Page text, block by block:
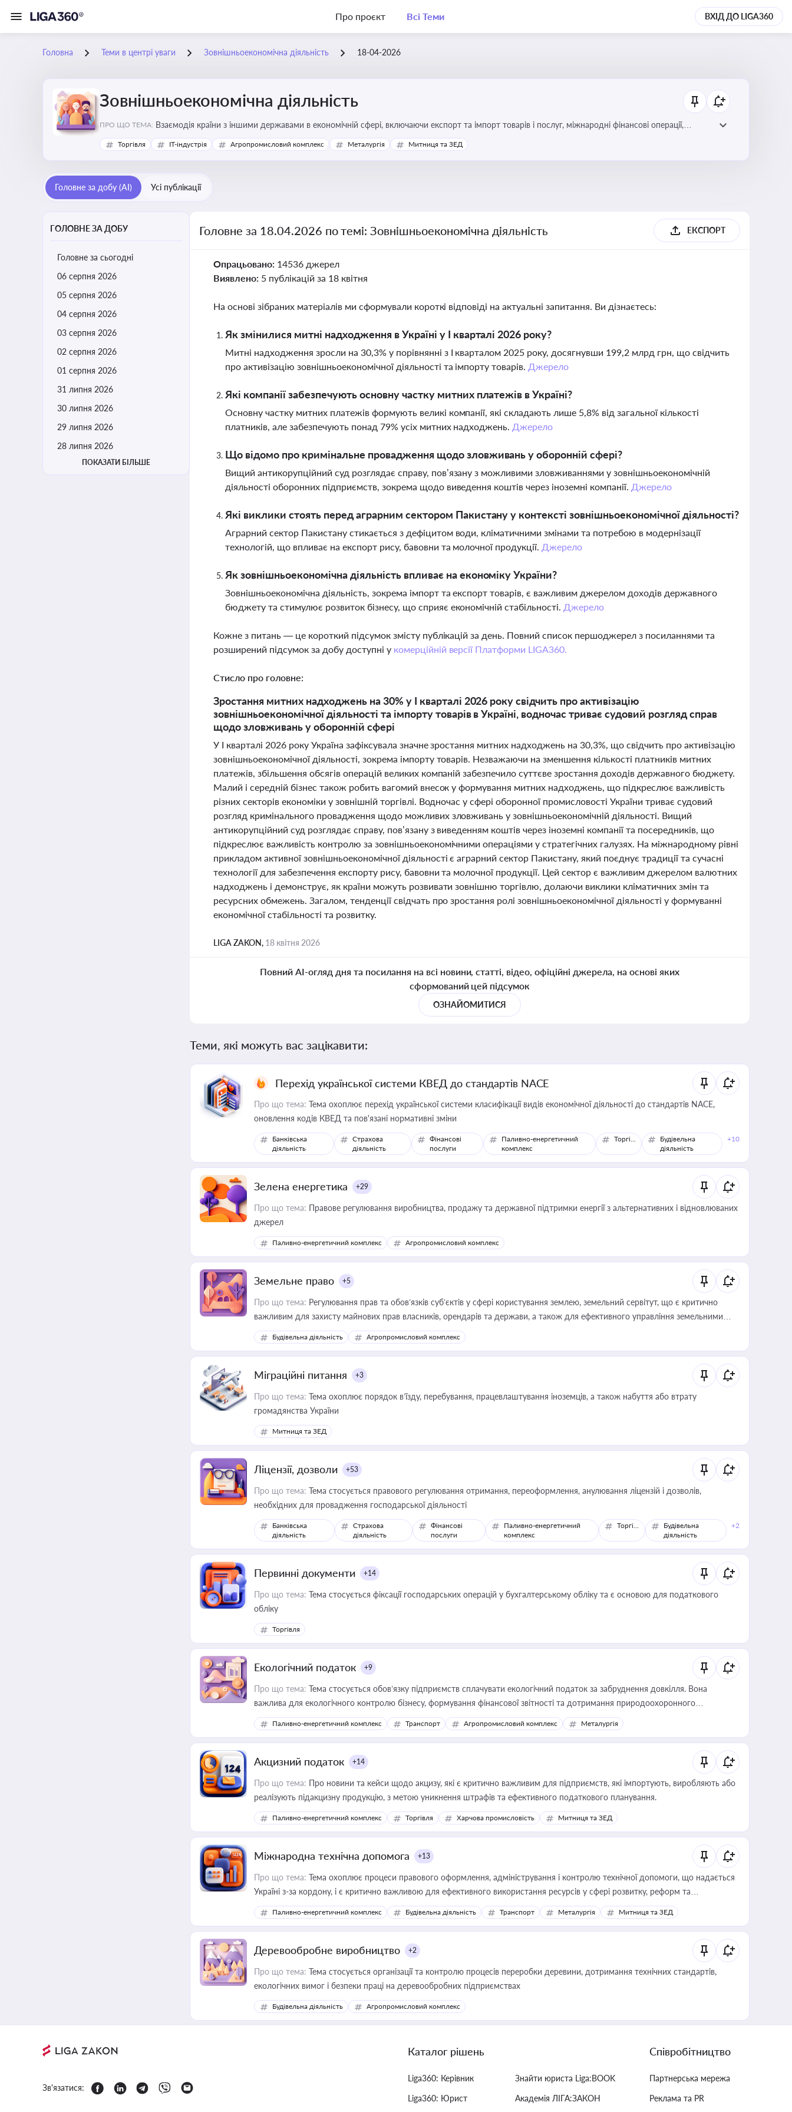
Про проєкт Всі Теми ВХІД ДО LIGA360
Головна Теми в центрі уваги Зовнішньоекономічна діяльність 18-04-2026
Зовнішньоекономічна діяльність
ПРО ЩО ТЕМА: Взаємодія країни з іншими державами в економічній сфері, включаючи експорт та імпорт товарів і послуг, міжнародні фінансові операції,
інвестиції, торгівлю, митне регулювання
Торгівля IT-індустрія Агропромисловий комплекс Металургія Митниця та ЗЕД
Головне за добу (AI) Усі публікації
ГОЛОВНЕ ЗА ДОБУ
Головне за сьогодні
06 серпня 2026
05 серпня 2026
04 серпня 2026
03 серпня 2026
02 серпня 2026
01 серпня 2026
31 липня 2026
30 липня 2026
29 липня 2026
28 липня 2026
ПОКАЗАТИ БІЛЬШЕ
Головне за 18.04.2026 по темі: Зовнішньоекономічна діяльність ЕКСПОРТ
Опрацьовано: 14536 джерел
Виявлено: 5 публікацій за 18 квітня
На основі зібраних матеріалів ми сформували короткі відповіді на актуальні запитання. Ви дізнаєтесь:
Як змінилися митні надходження в Україні у І кварталі 2026 року?
Митні надходження зросли на 30,3% у порівнянні з І кварталом 2025 року, досягнувши 199,2 млрд грн, що свідчить
про активізацію зовнішньоекономічної діяльності та імпорту товарів. Джерело
Які компанії забезпечують основну частку митних платежів в Україні?
Основну частку митних платежів формують великі компанії, які складають лише 5,8% від загальної кількості
платників, але забезпечують понад 79% усіх митних надходжень. Джерело
Що відомо про кримінальне провадження щодо зловживань у оборонній сфері?
Вищий антикорупційний суд розглядає справу, пов’язану з можливими зловживаннями у зовнішньоекономічній
діяльності оборонних підприємств, зокрема щодо виведення коштів через іноземні компанії. Джерело
Які виклики стоять перед аграрним сектором Пакистану у контексті зовнішньоекономічної діяльності?
Аграрний сектор Пакистану стикається з дефіцитом води, кліматичними змінами та потребою в модернізації
технологій, що впливає на експорт рису, бавовни та молочної продукції. Джерело
Як зовнішньоекономічна діяльність впливає на економіку України?
Зовнішньоекономічна діяльність, зокрема імпорт та експорт товарів, є важливим джерелом доходів державного
бюджету та стимулює розвиток бізнесу, що сприяє економічній стабільності. Джерело
Кожне з питань — це короткий підсумок змісту публікацій за день. Повний список першоджерел з посиланнями та
розширений підсумок за добу доступні у комерційній версії Платформи LIGA360.
Стисло про головне:
Зростання митних надходжень на 30% у І кварталі 2026 року свідчить про активізацію
зовнішньоекономічної діяльності та імпорту товарів в Україні, водночас триває судовий розгляд справ
щодо зловживань у оборонній сфері
У І кварталі 2026 року Україна зафіксувала значне зростання митних надходжень на 30,3%, що свідчить про активізацію
зовнішньоекономічної діяльності, зокрема імпорту товарів. Незважаючи на зменшення кількості платників митних
платежів, збільшення обсягів операцій великих компаній забезпечило суттєве зростання доходів державного бюджету.
Малий і середній бізнес також робить вагомий внесок у формування митних надходжень, що підкреслює важливість
різних секторів економіки у зовнішній торгівлі. Водночас у сфері оборонної промисловості України триває судовий
розгляд кримінального провадження щодо можливих зловживань у зовнішньоекономічній діяльності. Вищий
антикорупційний суд розглядає справу, пов’язану з виведенням коштів через іноземні компанії та посередників, що
підкреслює важливість контролю за зовнішньоекономічними операціями у стратегічних галузях. На міжнародному рівні
прикладом активної зовнішньоекономічної діяльності є аграрний сектор Пакистану, який поєднує традиції та сучасні
технології для забезпечення експорту рису, бавовни та молочної продукції. Цей сектор є важливим джерелом валютних
надходжень і демонструє, як країни можуть розвивати зовнішню торгівлю, долаючи виклики кліматичних змін та
ресурсних обмежень. Загалом, тенденції свідчать про зростання ролі зовнішньоекономічної діяльності у формуванні
економічної стабільності та розвитку.
LIGA ZAKON, 18 квітня 2026
Повний AI-огляд дня та посилання на всі новини, статті, відео, офіційні джерела, на основі яких
сформований цей підсумок
ОЗНАЙОМИТИСЯ
Теми, які можуть вас зацікавити:
Перехід української системи КВЕД до стандартів NACE
Про що тема: Тема охоплює перехід української системи класифікації видів економічної діяльності до стандартів NACE,
оновлення кодів КВЕД та пов'язані нормативні зміни
Банківська
діяльність
Страхова
діяльність
Фінансові
послуги
Паливно-енергетичний
комплекс
Торгівля
Будівельна
діяльність
+10
Зелена енергетика +29
Про що тема: Правове регулювання виробництва, продажу та державної підтримки енергії з альтернативних і відновлюваних
джерел
Паливно-енергетичний комплекс Агропромисловий комплекс
Земельне право +5
Про що тема: Регулювання прав та обов’язків суб’єктів у сфері користування землею, земельний сервітут, що є критично
важливим для захисту майнових прав власників, орендарів та держави, а також для ефективного управління земельними
ресурсами
Будівельна діяльність Агропромисловий комплекс
Міграційні питання +3
Про що тема: Тема охоплює порядок в’їзду, перебування, працевлаштування іноземців, а також набуття або втрату
громадянства України
Митниця та ЗЕД
Ліцензії, дозволи +53
Про що тема: Тема стосується правового регулювання отримання, переоформлення, анулювання ліцензій і дозволів,
необхідних для провадження господарської діяльності
Банківська
діяльність
Страхова
діяльність
Фінансові
послуги
Паливно-енергетичний
комплекс
Торгівля
Будівельна
діяльність
+2
Первинні документи +14
Про що тема: Тема стосується фіксації господарських операцій у бухгалтерському обліку та є основою для податкового
обліку
Торгівля
Екологічний податок +9
Про що тема: Тема стосується обов’язку підприємств сплачувати екологічний податок за забруднення довкілля. Вона
важлива для екологічного контролю бізнесу, формування фінансової звітності та дотримання природоохоронного
законодавства
Паливно-енергетичний комплекс Транспорт Агропромисловий комплекс Металургія
Акцизний податок +14
Про що тема: Про новини та кейси щодо акцизу, які є критично важливим для підприємств, які імпортують, виробляють або
реалізують підакцизну продукцію, з метою уникнення штрафів та ефективного податкового планування.
Паливно-енергетичний комплекс Торгівля Харчова промисловість Митниця та ЗЕД
Міжнародна технічна допомога +13
Про що тема: Тема охоплює процеси правового оформлення, адміністрування і контролю технічної допомоги, що надається
Україні з-за кордону, і є критично важливою для ефективного використання ресурсів у сфері розвитку, реформ та
інфраструктурних проєктів
Паливно-енергетичний комплекс Будівельна діяльність Транспорт Металургія Митниця та ЗЕД
Деревообробне виробництво +2
Про що тема: Тема стосується організації та контролю процесів переробки деревини, дотримання технічних стандартів,
екологічних вимог і безпеки праці на деревообробних підприємствах
Будівельна діяльність Агропромисловий комплекс
Зв'язатися:
Каталог рішень
Liga360: Керівник
Liga360: Юрист
Знайти юриста Liga:BOOK
Академія ЛІГА:ЗАКОН
Співробітництво
Партнерська мережа
Реклама та PR